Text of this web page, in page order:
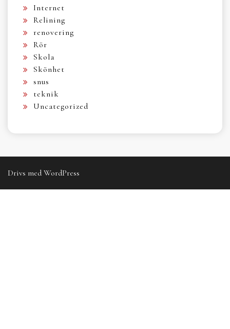
Internet
Relining
renovering
Rör
Skola
Skönhet
snus
teknik
Uncategorized
Drivs med WordPress